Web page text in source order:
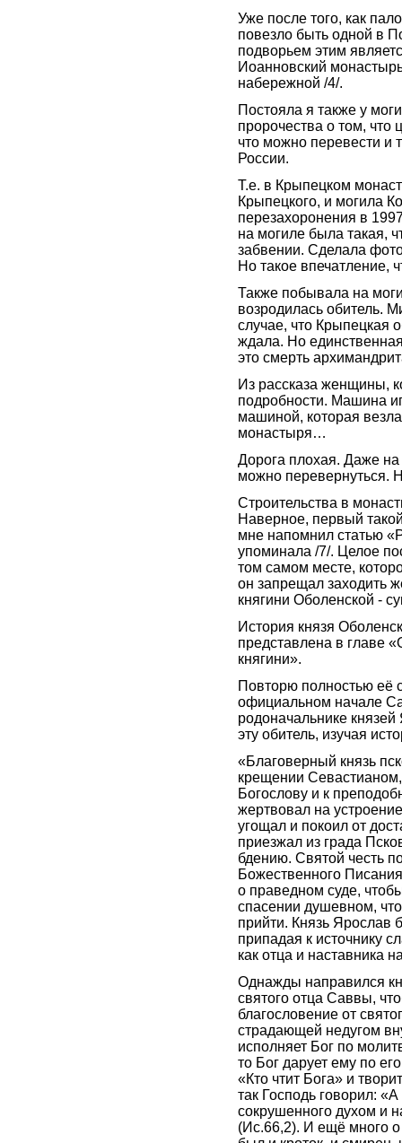
Уже после того, как
повезло быть одной в
подворьем этим
Иоанновский
набережной /4/.
Постояла я также у
пророчества о том, что
что можно перевести и
России.
Т.е. в Крыпецком
Крыпецкого, и могила
перезахоронения в
на могиле была такая,
забвении. Сделала
Но такое впечатление,
Также побывала на
возродилась обитель.
случае, что Крыпецкая
ждала. Но
это смерть
Из рассказа женщины,
подробности. Машина
машиной, которая
монастыря…
Дорога плохая. Даже на
можно перевернуться.
Строительства в
Наверное, первый
мне напомнил статью
упоминала /7/. Целое
том самом месте,
он запрещал заходить
княгини Оболенской -
История князя
представлена в главе
княгини».
Повторю полностью её
официальном начале
родоначальнике
эту обитель, изучая
«Благоверный князь
крещении
Богослову и к
жертвовал на
угощал и покоил от
приезжал из града
бдению. Святой честь
Божественного
о праведном суде,
спасении душевном,
прийти. Князь Ярослав
припадая к источнику
как отца и наставника
Однажды направился
святого отца Саввы,
благословение от
страдающей недугом
исполняет Бог по
то Бог дарует ему по
«Кто чтит Бога» и
так Господь говорил:
сокрушенного духом и
(Ис.66,2). И ещё много